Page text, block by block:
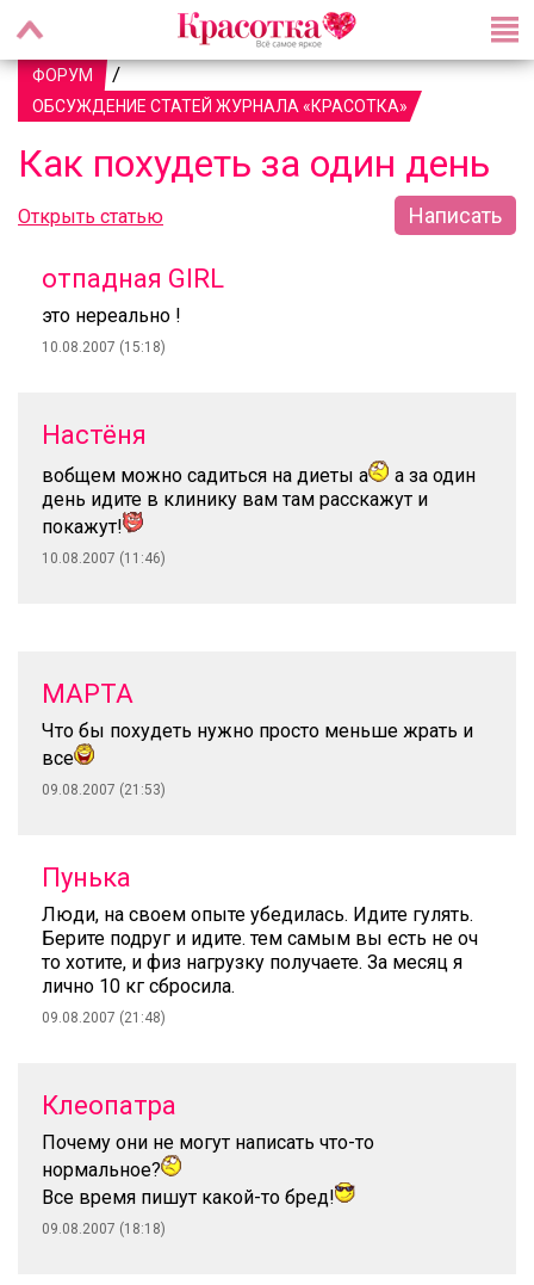
ФОРУМ /
ОБСУЖДЕНИЕ СТАТЕЙ ЖУРНАЛА «КРАСОТКА»
Как похудеть за один день
Открыть статью Написать
отпадная GIRL
это нереально !
10.08.2007 (15:18)
Настёня
вобщем можно садиться на диеты а
а за один
день идите в клинику вам там расскажут и
покажут!
10.08.2007 (11:46)
МАРТА
Что бы похудеть нужно просто меньше жрать и
все
09.08.2007 (21:53)
Пунька
Люди, на своем опыте убедилась. Идите гулять.
Берите подруг и идите. тем самым вы есть не оч
то хотите, и физ нагрузку получаете. За месяц я
лично 10 кг сбросила.
09.08.2007 (21:48)
Клеопатра
Почему они не могут написать что-то
нормальное?
Все время пишут какой-то бред!
09.08.2007 (18:18)